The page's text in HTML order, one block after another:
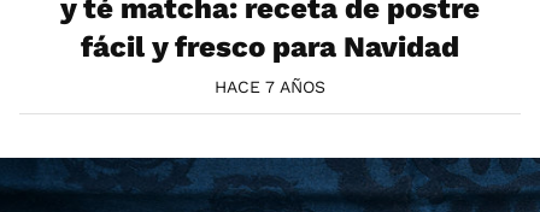
y té matcha: receta de postre
fácil y fresco para Navidad
HACE 7 AÑOS